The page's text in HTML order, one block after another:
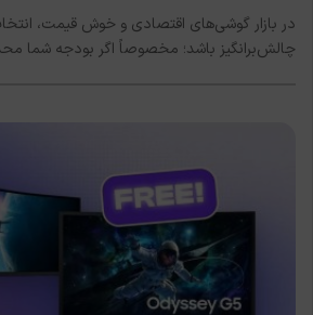
در بازار گوشی‌های اقتصادی و خوش قیمت،
چالش‌برانگیز باشد؛ مخصوصاً اگر بودجه شما محدود